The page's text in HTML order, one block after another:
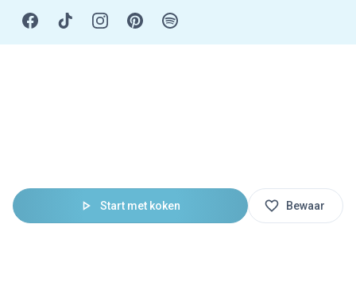
Start met koken Bewaar